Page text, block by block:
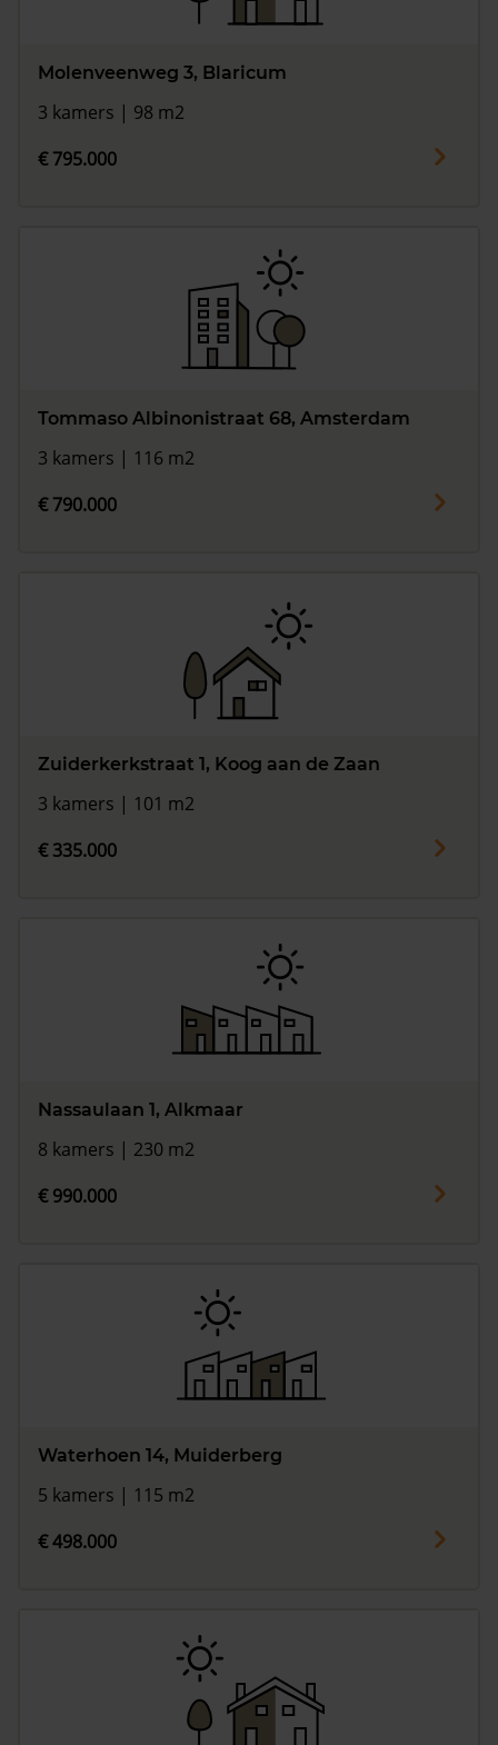
Molenveenweg 3, Blaricum
3 kamers | 98 m2
€ 795.000
Tommaso Albinonistraat 68, Amsterdam
3 kamers | 116 m2
€ 790.000
Zuiderkerkstraat 1, Koog aan de Zaan
3 kamers | 101 m2
€ 335.000
Nassaulaan 1, Alkmaar
8 kamers | 230 m2
€ 990.000
Waterhoen 14, Muiderberg
5 kamers | 115 m2
€ 498.000